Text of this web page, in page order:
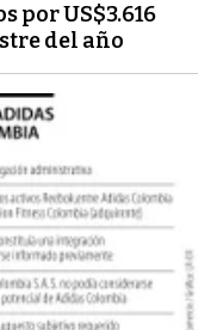
por US$3.616
del año